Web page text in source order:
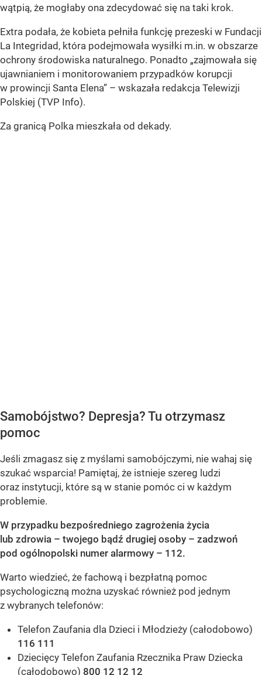
wątpią, że mogłaby ona zdecydować się na taki krok.
Extra podała, że kobieta pełniła funkcję prezeski w Fundacji
La Integridad, która podejmowała wysiłki m.in. w obszarze
ochrony środowiska naturalnego. Ponadto „zajmowała się
ujawnianiem i monitorowaniem przypadków korupcji
w prowincji Santa Elena” – wskazała redakcja Telewizji
Polskiej (TVP Info).
Za granicą Polka mieszkała od dekady.
Samobójstwo? Depresja? Tu otrzymasz
pomoc
Jeśli zmagasz się z myślami samobójczymi, nie wahaj się
szukać wsparcia! Pamiętaj, że istnieje szereg ludzi
oraz instytucji, które są w stanie pomóc ci w każdym
problemie.
W przypadku bezpośredniego zagrożenia życia
lub zdrowia – twojego bądź drugiej osoby – zadzwoń
pod ogólnopolski numer alarmowy – 112.
Warto wiedzieć, że fachową i bezpłatną pomoc
psychologiczną można uzyskać również pod jednym
z wybranych telefonów:
Telefon Zaufania dla Dzieci i Młodzieży (całodobowo)
116 111
Dziecięcy Telefon Zaufania Rzecznika Praw Dziecka
(całodobowo) 800 12 12 12